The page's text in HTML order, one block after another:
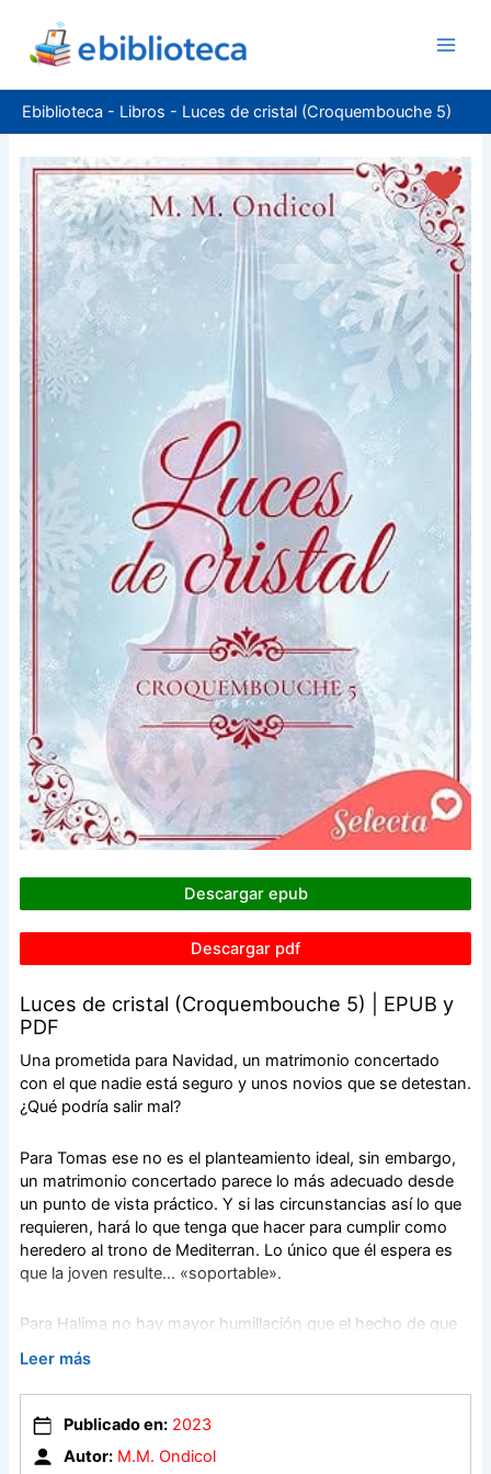
contenido
Ebiblioteca - Libros - Luces de cristal (Croquembouche 5)
Descargar epub
Descargar pdf
Luces de cristal (Croquembouche 5) | EPUB y
PDF
Una prometida para Navidad, un matrimonio concertado
con el que nadie está seguro y unos novios que se detestan.
¿Qué podría salir mal?
Para Tomas ese no es el planteamiento ideal, sin embargo,
un matrimonio concertado parece lo más adecuado desde
un punto de vista práctico. Y si las circunstancias así lo que
requieren, hará lo que tenga que hacer para cumplir como
heredero al trono de Mediterran. Lo único que él espera es
que la joven resulte… «soportable».
Para Halima no hay mayor humillación que el hecho de que
ser la novia en un matrimonio que nadie, excepto su padre,
quiere. A ella no le importa cómo sea él, ni cómo le trate, lo
único que importa es conseguir por todos los medios que el
príncipe cancele el matrimonio. Para ella es una cuestión de
principios.
Leer más
Publicado en: 2023
Autor: M.M. Ondicol